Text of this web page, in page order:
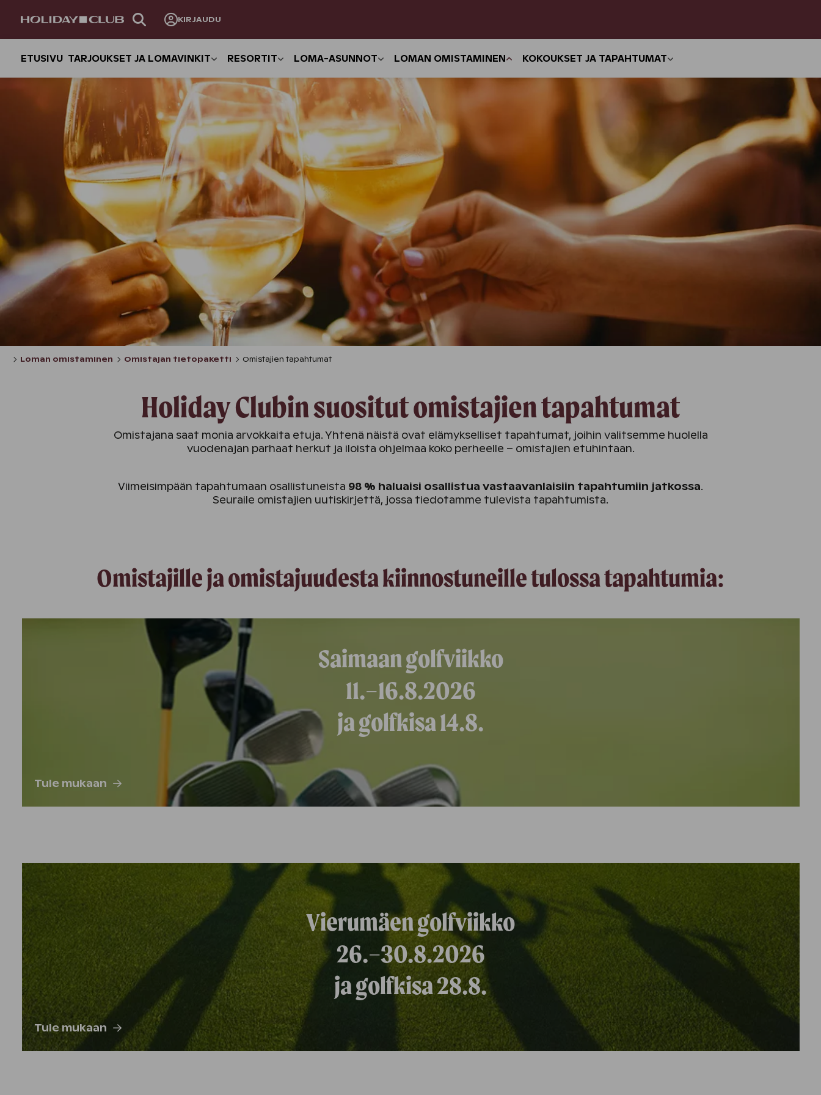
SIVUNAVIGOINTI
KIRJAUDU
ETUSIVU TARJOUKSET JA LOMAVINKIT RESORTIT LOMA-ASUNNOT LOMAN OMISTAMINEN KOKOUKSET JA TAPAHTUMAT
Loman omistaminen Omistajan tietopaketti Omistajien tapahtumat
Holiday Clubin suositut omistajien tapahtumat
Omistajana saat monia arvokkaita etuja. Yhtenä näistä ovat elämykselliset tapahtumat, joihin valitsemme huolella
vuodenajan parhaat herkut ja iloista ohjelmaa koko perheelle – omistajien etuhintaan.
Viimeisimpään tapahtumaan osallistuneista 98 % haluaisi osallistua vastaavanlaisiin tapahtumiin jatkossa.
Seuraile omistajien uutiskirjettä, jossa tiedotamme tulevista tapahtumista.
Omistajille ja omistajuudesta kiinnostuneille tulossa tapahtumia:
Saimaan golfviikko
11.–16.8.2026
ja golfkisa 14.8.​
Tule mukaan
Vierumäen golfviikko
26.–30.8.2026
ja golfkisa 28.8.​
Tule mukaan